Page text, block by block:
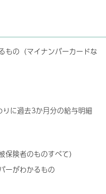
もの（マイナンバーカードな
に過去3か月分の給与明細
険者のものすべて）
ーがわかるもの